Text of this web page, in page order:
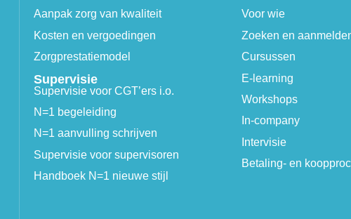
Aanpak zorg van kwaliteit
Kosten en vergoedingen
Zorgprestatiemodel
Supervisie
Supervisie voor CGT’ers i.o.
N=1 begeleiding
N=1 aanvulling schrijven
Supervisie voor supervisoren
Handboek N=1 nieuwe stijl
Voor wie
Zoeken en
Cursussen
E-learning
Workshops
In-company
Intervisie
Betaling- en